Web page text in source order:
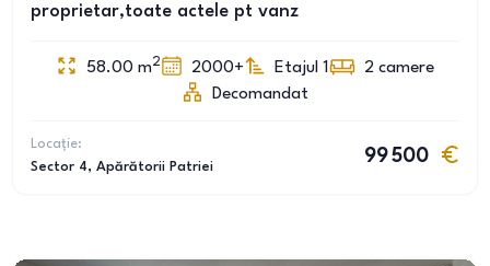
proprietar,toate actele pt vanz
58.00 m2 2000+ Etajul 1 2 camere
Decomandat
Locație:
Sector 4, Apărătorii Patriei
99 500